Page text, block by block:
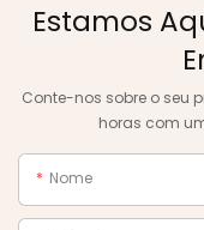
Estamos
Conte-nos sobre o seu
horas com
Nome